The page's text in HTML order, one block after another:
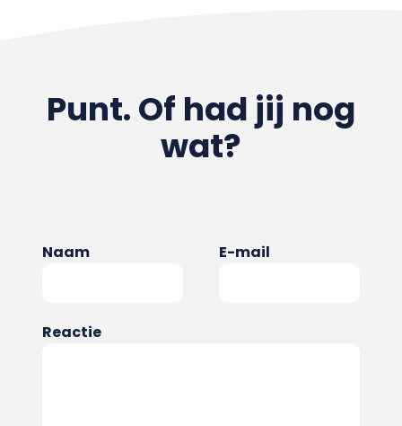
Punt. Of had jij nog
wat?
Naam E-mail
Reactie